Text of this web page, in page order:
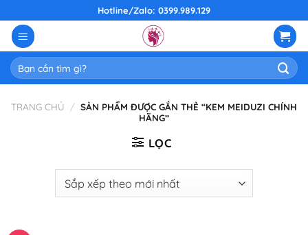
content
Hotline/Zalo: 0399.989.129
Tìm
kiếm:
TRANG CHỦ / SẢN PHẨM ĐƯỢC GẮN THẺ “KEM MEIDUZI CHÍNH
HÃNG”
LỌC